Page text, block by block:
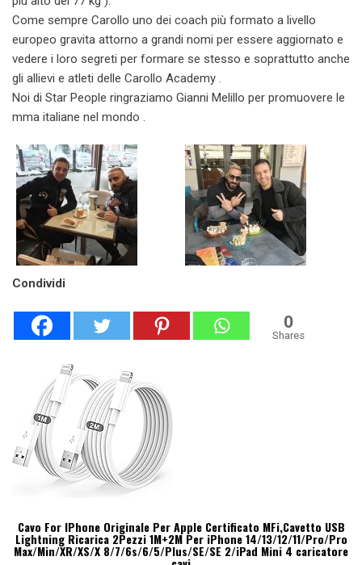
Come sempre Carollo uno dei coach più formato a livello
europeo gravita attorno a grandi nomi per essere aggiornato e
vedere i loro segreti per formare se stesso e soprattutto anche
gli allievi e atleti delle Carollo Academy .
Noi di Star People ringraziamo Gianni Melillo per promuovere le
mma italiane nel mondo .
Condividi
0
Shares
Cavo For IPhone Originale Per Apple Certificato MFi,Cavetto USB
Lightning Ricarica 2Pezzi 1M+2M Per iPhone 14/13/12/11/Pro/Pro
Max/Min/XR/XS/X 8/7/6s/6/5/Plus/SE/SE 2/iPad Mini 4 caricatore